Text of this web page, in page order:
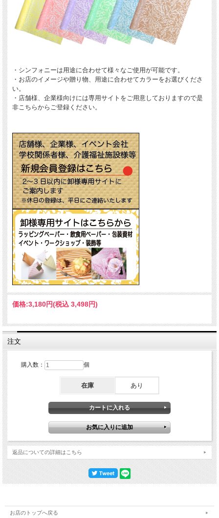
・シンフォニーは用途に合わせて様々なご使用が可能です。
・お店のイメージや贈り物、用途に合わせてカラーをお選びくださ
い。
・店舗様、企業様向けには専用サイトをご用意しておりますので是
非こちらからご登録ください。
価格:3,180円(税込 3,498円)
注文
購入数： 個
在庫 あり
返品についての詳細はこちら
お店のトップへ戻る